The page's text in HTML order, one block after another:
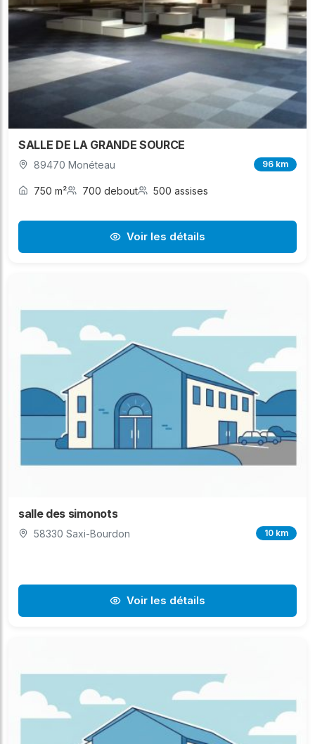
SALLE DE LA GRANDE SOURCE
89470 Monéteau 96 km
750 m² 700 debout 500 assises
Voir les détails
salle des simonots
58330 Saxi-Bourdon 10 km
Voir les détails